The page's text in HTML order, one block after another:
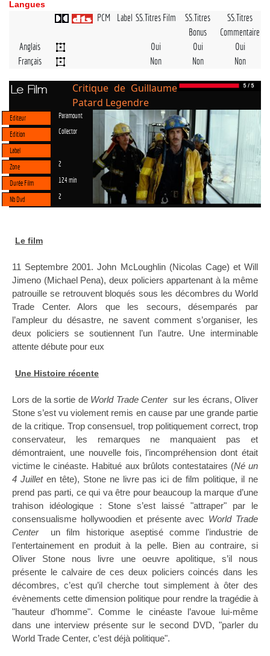
Langues
PCM Label SS.Titres Film
SS.Titres
Bonus
SS.Titres
Commentaire
Anglais
Oui Oui
Oui
Français
Non Non Non
Le Film
Critique de Guillaume
Patard Legendre
Editeur Paramount
Edition Collector
Label
Zone
2
Durée Film 124 min
Nb Dvd 2
Le film
11 Septembre 2001. John McLoughlin (Nicolas Cage) et Will
Jimeno (Michael Pena), deux policiers appartenant à la même
patrouille se retrouvent bloqués sous les décombres du World
Trade Center. Alors que les secours, désemparés par
l’ampleur du désastre, ne savent comment s’organiser, les
deux policiers se soutiennent l’un l’autre. Une interminable
attente débute pour eux
Une Histoire récente
Lors de la sortie de World Trade Centersur les écrans, Oliver
Stone s’est vu violement remis en cause par une grande partie
de la critique. Trop consensuel, trop politiquement correct, trop
conservateur, les remarques ne manquaient pas et
démontraient, une nouvelle fois, l’incompréhension dont était
victime le cinéaste. Habitué aux brûlots contestataires (Né un
4 Juillet en tête), Stone ne livre pas ici de film politique, il ne
prend pas parti, ce qui va être pour beaucoup la marque d’une
trahison idéologique : Stone s’est laissé "attraper" par le
consensualisme hollywoodien et présente avec World Trade
Centerun film historique aseptisé comme l’industrie de
l’entertainement en produit à la pelle. Bien au contraire, si
Oliver Stone nous livre une oeuvre apolitique, s’il nous
présente le calvaire de ces deux policiers coincés dans les
décombres, c’est qu’il cherche tout simplement à ôter des
évènements cette dimension politique pour rendre la tragédie à
"hauteur d’homme". Comme le cinéaste l’avoue lui-même
dans une interview présente sur le second DVD, "parler du
World Trade Center, c’est déjà politique".